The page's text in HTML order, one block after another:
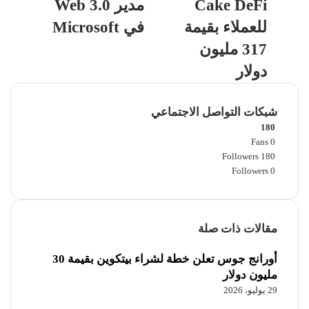
مدير
Web
3.0
مدير Web 3.0
في Microsoft
Cake
DeFi
بقيمة
مليون
Cake DeFi
للعملاء بقيمة
317 مليون
دولار
شبكات التواصل الاجتماعي
180
0
Fans
180
Followers
0
Followers
مقالات ذات صلة
أورانج جوس تعلن خطة لشراء بيتكوين بقيمة 30
مليون دولار
29 يوليو، 2026